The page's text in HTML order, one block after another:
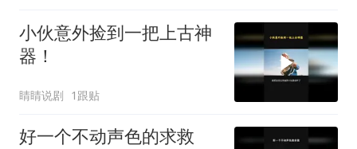
小伙意外捡到一把上古神
器！
睛睛说剧 1跟贴
好一个不动声色的求救